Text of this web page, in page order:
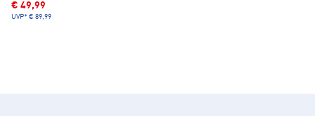
€ 49,99
UVP* € 89,99